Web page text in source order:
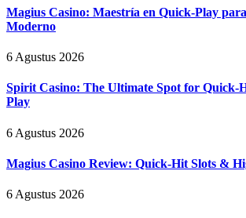
Magius Casino: Maestría en Quick‑Play
Moderno
6 Agustus 2026
Spirit Casino: The Ultimate Spot for
Play
6 Agustus 2026
Magius Casino Review: Quick‑Hit Slots &
6 Agustus 2026